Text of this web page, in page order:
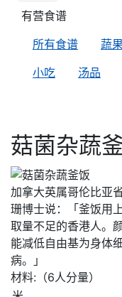
有营食谱
所有食谱
蔬果
小吃
汤品
菇菌杂蔬
加拿大英属哥伦比亚
珊博士说：「釜饭用
取量不足的香港人。
能减低自由基为身体
病。」
材料:（6人分量）